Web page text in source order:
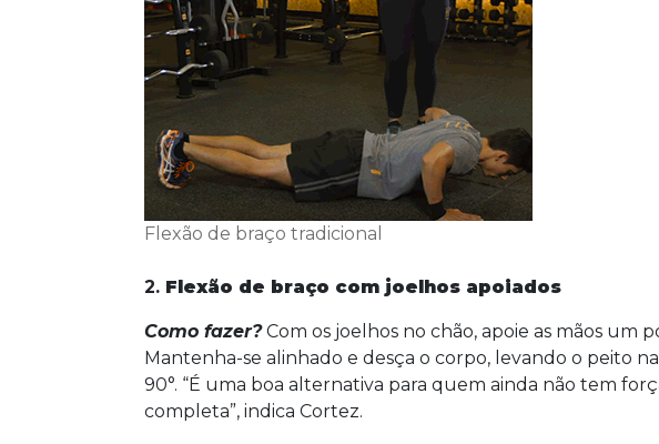
Flexão de braço tradicional
2. Flexão de braço com joelhos apoiados
Como fazer?Com os joelhos no chão, apoie as mãos um
Mantenha-se alinhado e desça o corpo, levando o peito
90°. “É uma boa alternativa para quem ainda não tem
completa”, indica Cortez.